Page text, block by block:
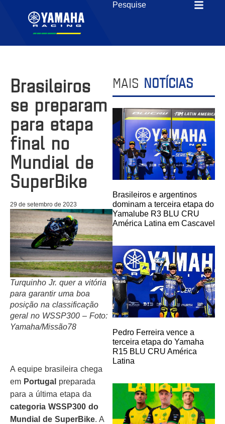
Brasileiros
se preparam
para etapa
final no
Mundial de
SuperBike
29 de setembro de 2023
Turquinho Jr. quer a vitória
para garantir uma boa
posição na classificação
geral no WSSP300 – Foto:
Yamaha/Missão78
A equipe brasileira chega
em Portugal preparada
para a última etapa da
categoria WSSP300 do
Mundial de SuperBike. A
MAIS NOTÍCIAS
Brasileiros e argentinos
dominam a terceira etapa do
Yamalube R3 BLU CRU
América Latina em Cascavel
Pedro Ferreira vence a
terceira etapa do Yamaha
R15 BLU CRU América
Latina